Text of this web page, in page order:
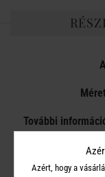
További
Azért, hogy a